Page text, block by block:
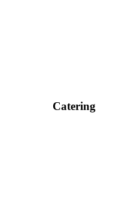
Catering